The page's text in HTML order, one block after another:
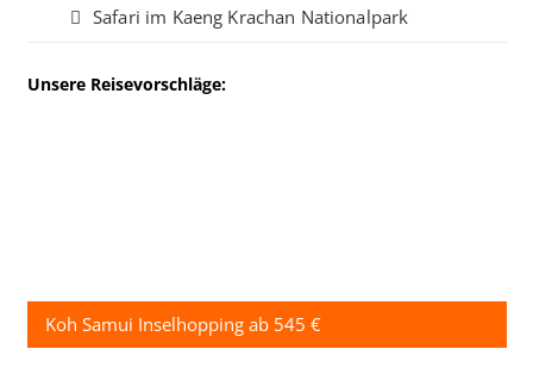
Safari im Kaeng Krachan Nationalpark
Unsere Reisevorschläge:
Koh Samui Inselhopping ab 545 €